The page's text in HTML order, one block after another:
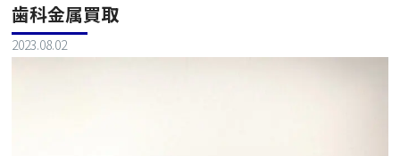
歯科金属買取
2023.08.02